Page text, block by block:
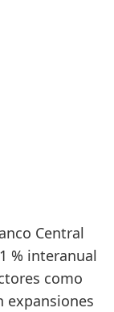
Central
% interanual
como
expansiones